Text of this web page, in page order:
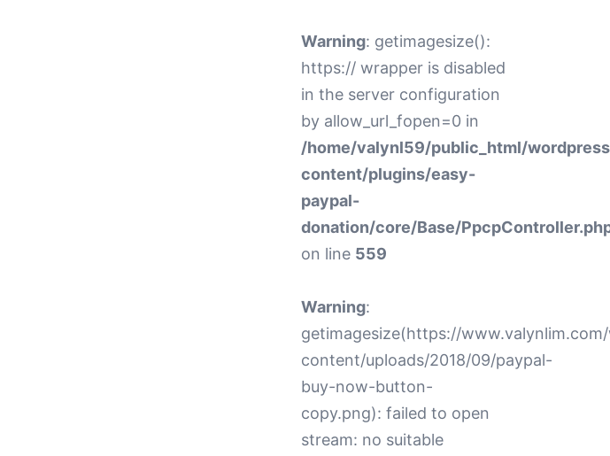
Warning: getimagesize():
https:// wrapper is disabled
in the server configuration
by allow_url_fopen=0 in
/home/valynl59/public_html/
content/plugins/easy-
paypal-
donation/core/Base/
on line 559
Warning:
getimagesize(https://
content/uploads/2018/09/paypal-
buy-now-button-
copy.png): failed to open
stream: no suitable